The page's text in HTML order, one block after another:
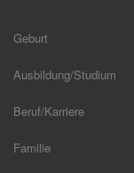
Geburt
Ausbildung/Studium
Beruf/Karriere
Familie